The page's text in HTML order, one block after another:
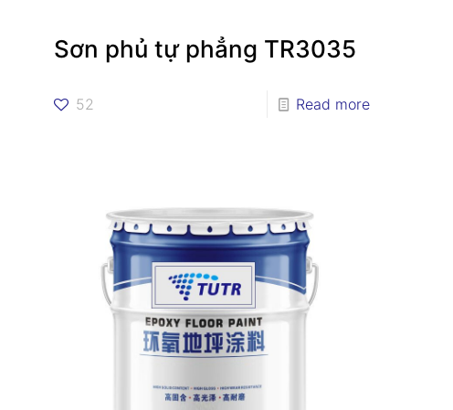
Sơn phủ tự phẳng TR3035
52 Read more